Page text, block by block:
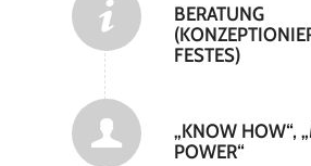
BERATUNG
FESTES)
„KNOW HOW“,
POWER“